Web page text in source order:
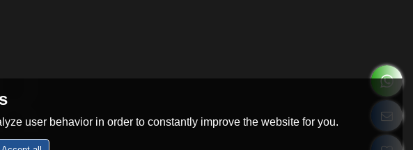
user behavior in order to constantly improve the website for you.